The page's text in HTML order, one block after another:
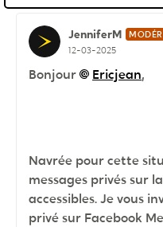
JenniferM
12-03-2025
Bonjour Ericjean,
Navrée pour cette
messages privés sur
accessibles. Je vous
privé sur Facebook